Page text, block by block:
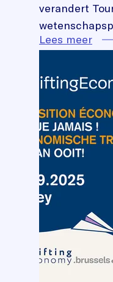
verandert
Lees meer